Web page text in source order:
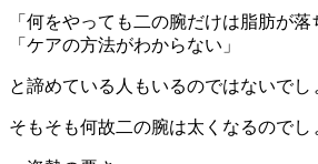
「何をやっても二の腕だけは脂肪が落
「ケアの方法がわからない」
と諦めている人もいるのではないでし
そもそも何故二の腕は太くなるのでし